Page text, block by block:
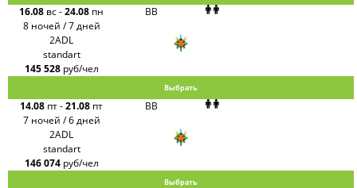
16.08 вс-24.08 пн
8 ночей / 7 дней
BB
2ADL
standart
145 528 руб/чел
Выбрать
14.08 пт-21.08 пт
7 ночей / 6 дней
BB
2ADL
standart
146 074 руб/чел
Выбрать